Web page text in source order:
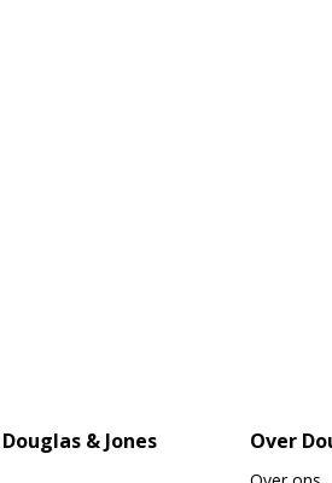
& Jones Over